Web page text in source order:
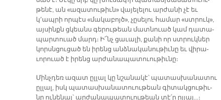
թե­նէ, ան «ա­զա­տու­թիւն» վա­յե­լե­լու ար­ժա­նի չէ եւ
կ՚ապ­րի որ­պէս «մա­կա­բոյծ», չը­սե­լու հա­մար «ստրուկ»,
այ­սինքն ցկեանս գե­րու­թեան մատնուած կամ դա­տա­
պար­տուած մարդ։ Ի՜նչ ցա­ւա­լի, քա­նի որ ստրուկ­ներ
կորսն­ցու­ցած են ի­րենց անձ­նա­կա­նու­թիւ­նը եւ վի­րա­
ւորուած է ի­րենց ար­ժա­նա­պա­տուու­թիւ­նը։
Մինչ­դեռ ա­զատ ըլ­լալ կը նշա­նա­կէ՝ պա­տաս­խա­նա­տու
ըլ­լալ, իսկ պա­տաս­խա­նա­տուու­թեան գի­տակ­ցու­թիւ­
նը ու­նե­նալ՝ ար­ժա­նա­պա­տուու­թեան տէ՛ր ըլ­լալ…։